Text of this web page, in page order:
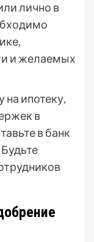
лично в
и желаемых
на ипотеку,
в
в банк